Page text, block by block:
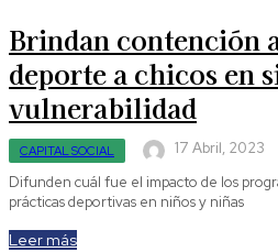
Brindan contención
deporte a chicos en
vulnerabilidad
CAPITAL SOCIAL
17 Abril, 2023
Difunden cuál fue el impacto de los
prácticas deportivas en niños y niñas
Leer más